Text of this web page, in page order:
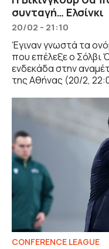
συνταγή… Ελσίνκι
20/02 - 21:10
Έγιναν γνωστά τα
που επέλεξε ο Σόλβι
ενδεκάδα στην
της Αθήνας (20/2,
CONFERENCE LEAGUE